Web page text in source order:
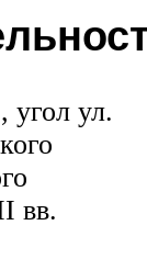
угол ул.
вв.